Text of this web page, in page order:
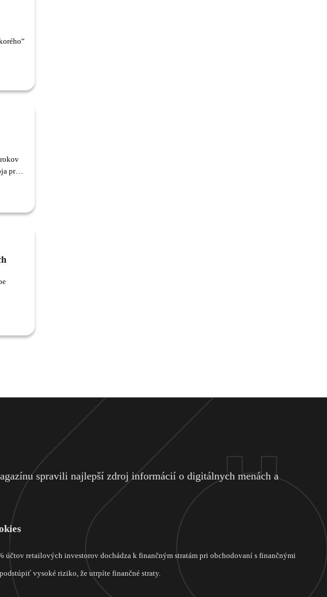
proti
spravili najlepší zdroj informácií o digitálnych menách a
retailových investorov dochádza k finančným stratám pri obchodovaní s finančnými
vysoké riziko, že utrpíte finančné straty.